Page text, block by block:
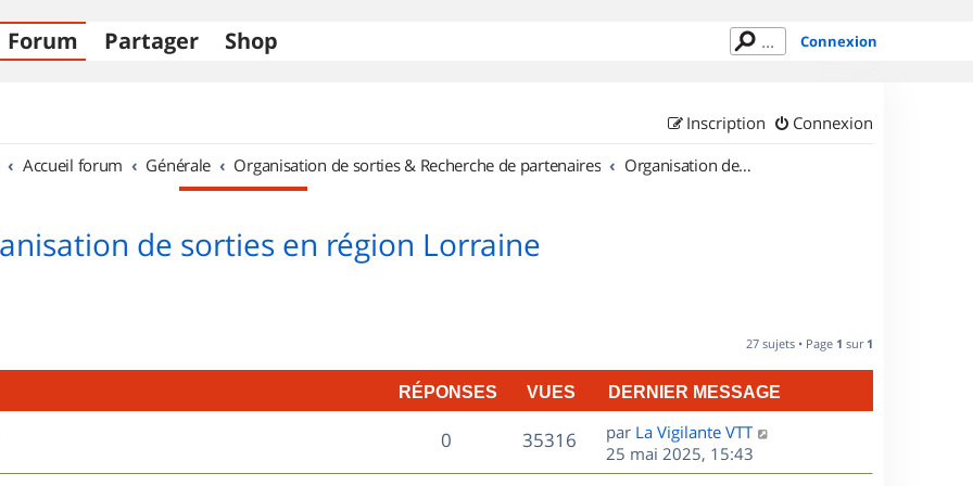
Forum Partager Shop Connexion
Connexion
Inscription
Accueil forum Générale Organisation de sorties & Recherche de partenaires Organisation de sorties en région Lorraine
de sorties en région Lorraine
27 sujets • Page 1 sur 1
RÉPONSES VUES DERNIER MESSAGE
0R
é
35316V
u
D
e
r
par La Vigilante VTT
25 mai 2025, 15:43